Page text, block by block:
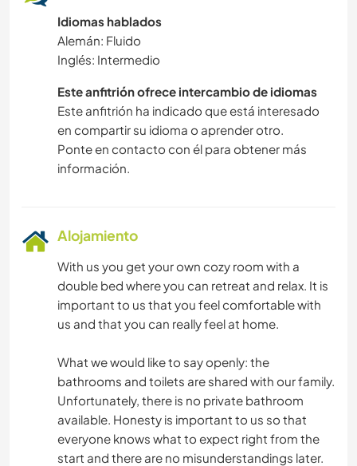
Idiomas hablados
Alemán: Fluido
Inglés: Intermedio
Este anfitrión ofrece intercambio de idiomas
Este anfitrión ha indicado que está interesado
en compartir su idioma o aprender otro.
Ponte en contacto con él para obtener más
información.
Alojamiento
With us you get your own cozy room with a
double bed where you can retreat and relax. It is
important to us that you feel comfortable with
us and that you can really feel at home.
What we would like to say openly: the
bathrooms and toilets are shared with our family.
Unfortunately, there is no private bathroom
available. Honesty is important to us so that
everyone knows what to expect right from the
start and there are no misunderstandings later.